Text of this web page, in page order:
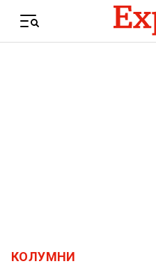
Menu
КОЛУМНИ